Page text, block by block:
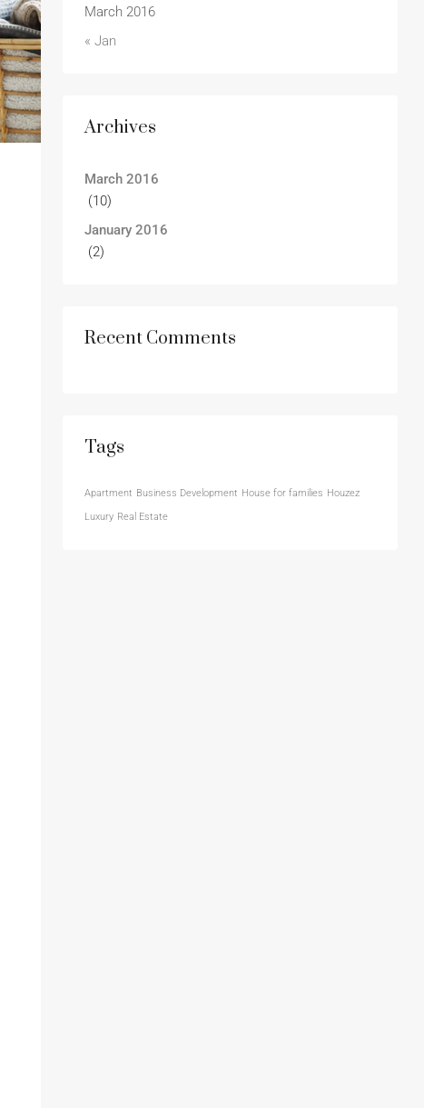
March 2016
« Jan
Archives
March 2016
(10)
January 2016
(2)
Recent Comments
Tags
Apartment Business Development House for families Houzez
Luxury Real Estate